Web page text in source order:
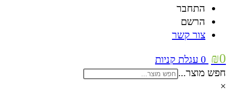
התחבר
הרשם
צור קשר
₪0
0 עגלת קניות
חפש מוצר...
×